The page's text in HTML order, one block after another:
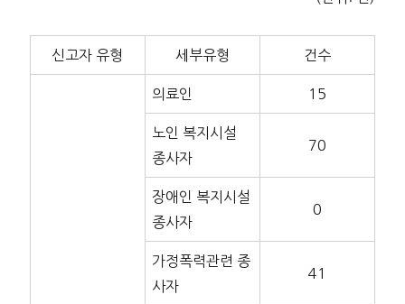
신고자 유형 세부유형 건수
의료인 15
노인 복지시설
종사자
70
장애인 복지시설
종사자
0
가정폭력관련 종
사자
41